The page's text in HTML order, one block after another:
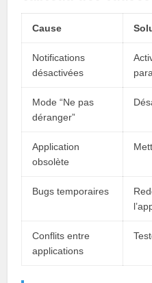
Cause
Notifications
désactivées
Mode “Ne pas
déranger”
Application
obsolète
Bugs temporaires
Conflits entre
applications